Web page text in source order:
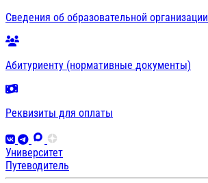
Сведения об образовательной организации
Абитуриенту (нормативные документы)
Реквизиты для оплаты
Университет
Путеводитель